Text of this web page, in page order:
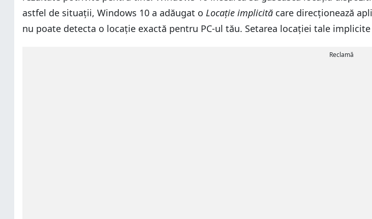
astfel de situații, Windows 10 a adăugat o Locație implicită care direcționează
nu poate detecta o locație exactă pentru PC-ul tău. Setarea locației tale
Reclamă